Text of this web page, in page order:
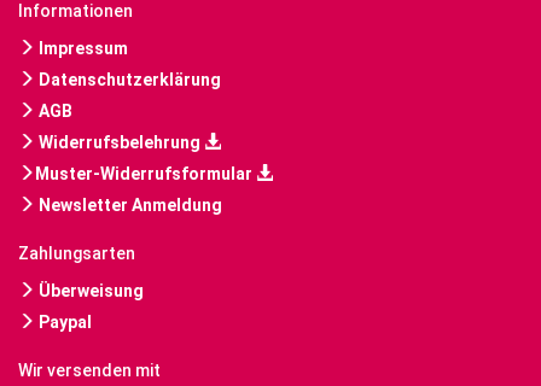
Informationen
Impressum
Datenschutzerklärung
AGB
Widerrufsbelehrung
Muster-Widerrufsformular
Newsletter Anmeldung
Zahlungsarten
Überweisung
Paypal
Wir versenden mit